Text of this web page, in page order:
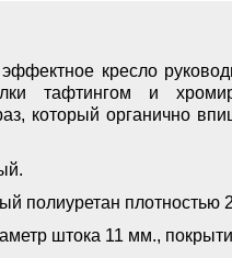
кресло
тафтингом и
который органично
полиуретан плотностью
штока 11 мм.,